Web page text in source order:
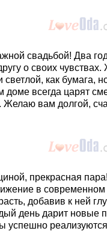
свадьбой! Два
о своих
светлой, как бумага,
доме всегда царят
Желаю вам долгой,
прекрасная
в
добавив к ней
день дарит новые
успешно